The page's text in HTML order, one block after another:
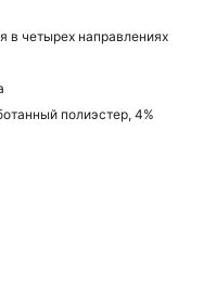
в четырех направлениях
полиэстер, 4%